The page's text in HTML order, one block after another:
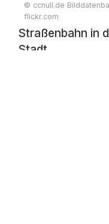
© ccnull.de
flickr.com
Straßenbahn in
Stadt